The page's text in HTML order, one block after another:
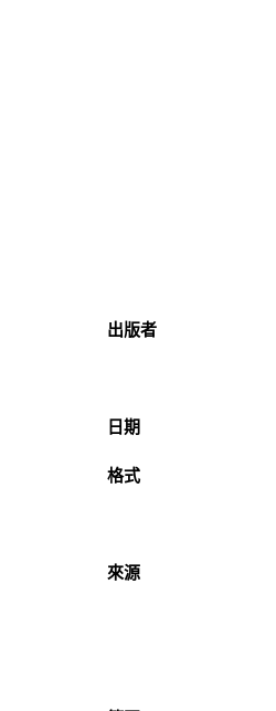
出版者
日期
格式
來源